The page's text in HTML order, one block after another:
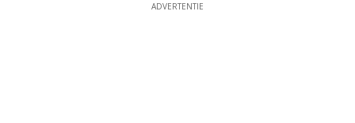
ADVERTENTIE